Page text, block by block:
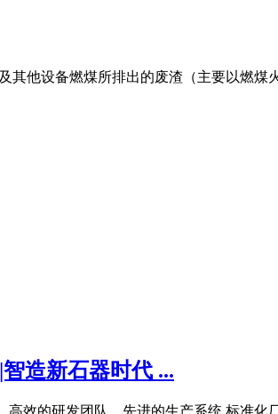
其他设备燃煤所排出的废渣（主要以燃
造新石器时代 ...
效的研发团队、先进的生产系统,标准化